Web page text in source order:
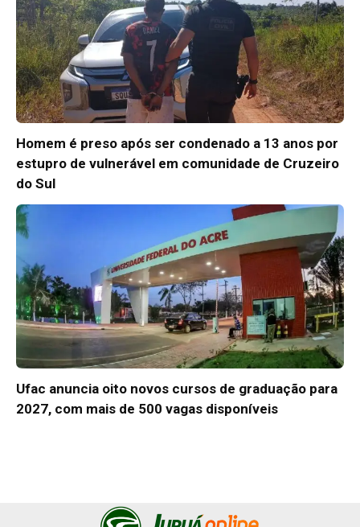
Homem é preso após ser condenado a 13 anos por
estupro de vulnerável em comunidade de Cruzeiro
do Sul
Ufac anuncia oito novos cursos de graduação para
2027, com mais de 500 vagas disponíveis